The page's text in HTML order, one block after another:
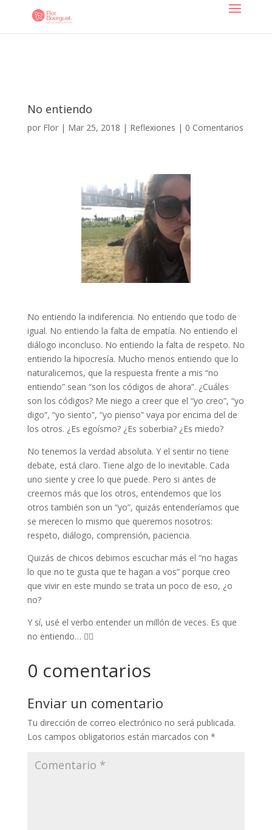
No entiendo
por Flor| Mar 25, 2018 | Reflexiones | 0 Comentarios
No entiendo la indiferencia. No entiendo que todo de
igual. No entiendo la falta de empatía. No entiendo el
diálogo inconcluso. No entiendo la falta de respeto. No
entiendo la hipocresía. Mucho menos entiendo que lo
naturalicemos, que la respuesta frente a mis “no
entiendo” sean “son los códigos de ahora”. ¿Cuáles
son los códigos? Me niego a creer que el “yo creo”, “yo
digo”, “yo siento”, “yo pienso” vaya por encima del de
los otros. ¿Es egoísmo? ¿Es soberbia? ¿Es miedo?
No tenemos la verdad absoluta. Y el sentir no tiene
debate, está claro. Tiene algo de lo inevitable. Cada
uno siente y cree lo que puede. Pero si antes de
creernos más que los otros, entendemos que los
otros también son un “yo”, quizás entenderíamos que
se merecen lo mismo que queremos nosotros:
respeto, diálogo, comprensión, paciencia.
Quizás de chicos debimos escuchar más el “no hagas
lo que no te gusta que te hagan a vos” porque creo
que vivir en este mundo se trata un poco de eso, ¿o
no?
Y sí, usé el verbo entender un millón de veces. Es que
no entiendo… 🤷‍♀️
0 comentarios
Enviar un comentario
Tu dirección de correo electrónico no será publicada.
Los campos obligatorios están marcados con *